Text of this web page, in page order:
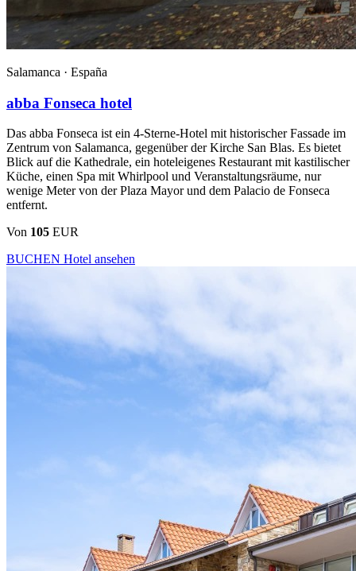
Salamanca · España
abba Fonseca hotel
Das abba Fonseca ist ein 4-Sterne-Hotel mit historischer Fassade im
Zentrum von Salamanca, gegenüber der Kirche San Blas. Es bietet
Blick auf die Kathedrale, ein hoteleigenes Restaurant mit kastilischer
Küche, einen Spa mit Whirlpool und Veranstaltungsräume, nur
wenige Meter von der Plaza Mayor und dem Palacio de Fonseca
entfernt.
Von 105 EUR
BUCHEN Hotel ansehen